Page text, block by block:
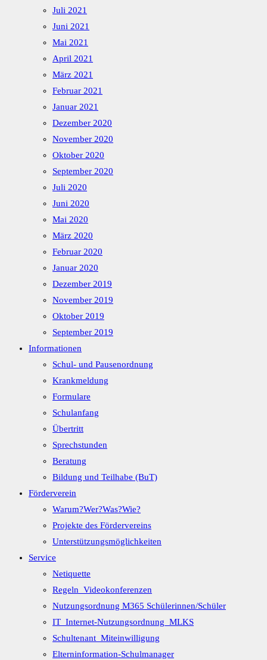
Juli 2021
Juni 2021
Mai 2021
April 2021
März 2021
Februar 2021
Januar 2021
Dezember 2020
November 2020
Oktober 2020
September 2020
Juli 2020
Juni 2020
Mai 2020
März 2020
Februar 2020
Januar 2020
Dezember 2019
November 2019
Oktober 2019
September 2019
Informationen
Schul- und Pausenordnung
Krankmeldung
Formulare
Schulanfang
Übertritt
Sprechstunden
Beratung
Bildung und Teilhabe (BuT)
Förderverein
Warum?Wer?Was?Wie?
Projekte des Fördervereins
Unterstützungsmöglichkeiten
Service
Netiquette
Regeln_Videokonferenzen
Nutzungsordnung M365 Schülerinnen/Schüler
IT_Internet-Nutzungsordnung_MLKS
Schultenant_Miteinwilligung
Elterninformation-Schulmanager